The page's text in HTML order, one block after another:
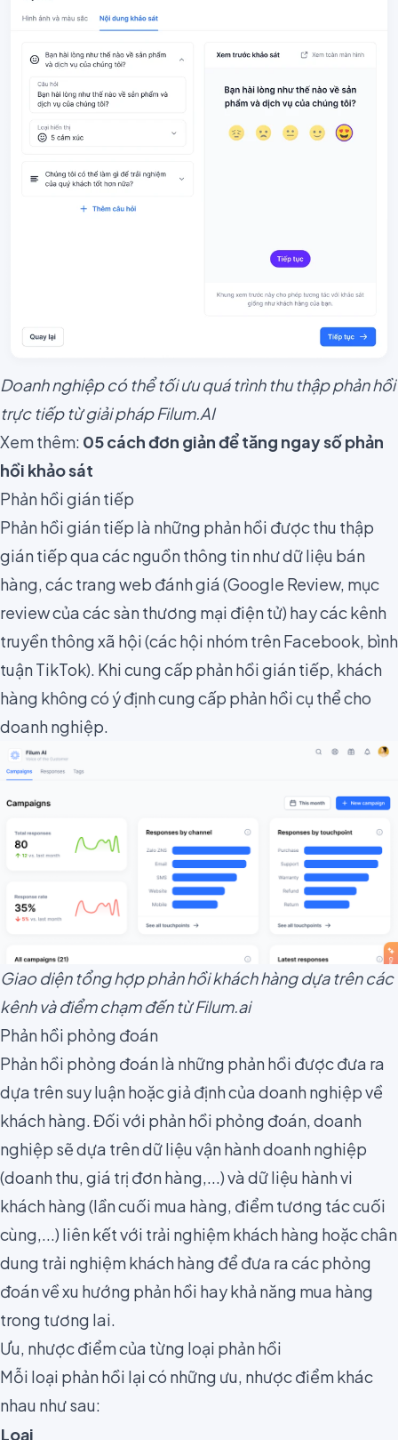
Doanh nghiệp có thể tối ưu quá trình thu thập phản hồi
trực tiếp từ giải pháp Filum.AI
Xem thêm: 05cách đơn giản để tăng ngay số phản
hồi khảo sát
Phản hồi gián tiếp
Phản hồi gián tiếp là những phản hồi được thu thập
gián tiếp qua các nguồn thông tin như dữ liệu bán
hàng, các trang web đánh giá (Google Review, mục
review của các sàn thương mại điện tử) hay các kênh
truyền thông xã hội (các hội nhóm trên Facebook, bình
tuận TikTok). Khi cung cấp phản hồi gián tiếp, khách
hàng không có ý định cung cấp phản hồi cụ thể cho
doanh nghiệp.
Giao diện tổng hợp phản hồi khách hàng dựa trên các
kênh và điểm chạm đến từ Filum.ai
Phản hồi phỏng đoán
Phản hồi phỏng đoán là những phản hồi được đưa ra
dựa trên suy luận hoặc giả định của doanh nghiệp về
khách hàng. Đối với phản hồi phỏng đoán, doanh
nghiệp sẽ dựa trên dữ liệu vận hành doanh nghiệp
(doanh thu, giá trị đơn hàng,...) và dữ liệu hành vi
khách hàng (lần cuối mua hàng, điểm tương tác cuối
cùng,...) liên kết với trải nghiệm khách hàng hoặc chân
dung trải nghiệm khách hàng để đưa ra các phỏng
đoán về xu hướng phản hồi hay khả năng mua hàng
trong tương lai.
Ưu, nhược điểm của từng loại phản hồi
Mỗi loại phản hồi lại có những ưu, nhược điểm khác
nhau như sau:
Loại